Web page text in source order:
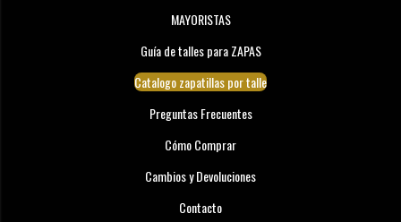
MAYORISTAS
Guía de talles para ZAPAS
Catalogo zapatillas por talle
Preguntas Frecuentes
Cómo Comprar
Cambios y Devoluciones
Contacto